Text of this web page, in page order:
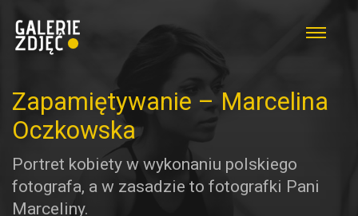
Zapamiętywanie – Marcelina
Oczkowska
Portret kobiety w wykonaniu polskiego
fotografa, a w zasadzie to fotografki Pani
Marceliny.